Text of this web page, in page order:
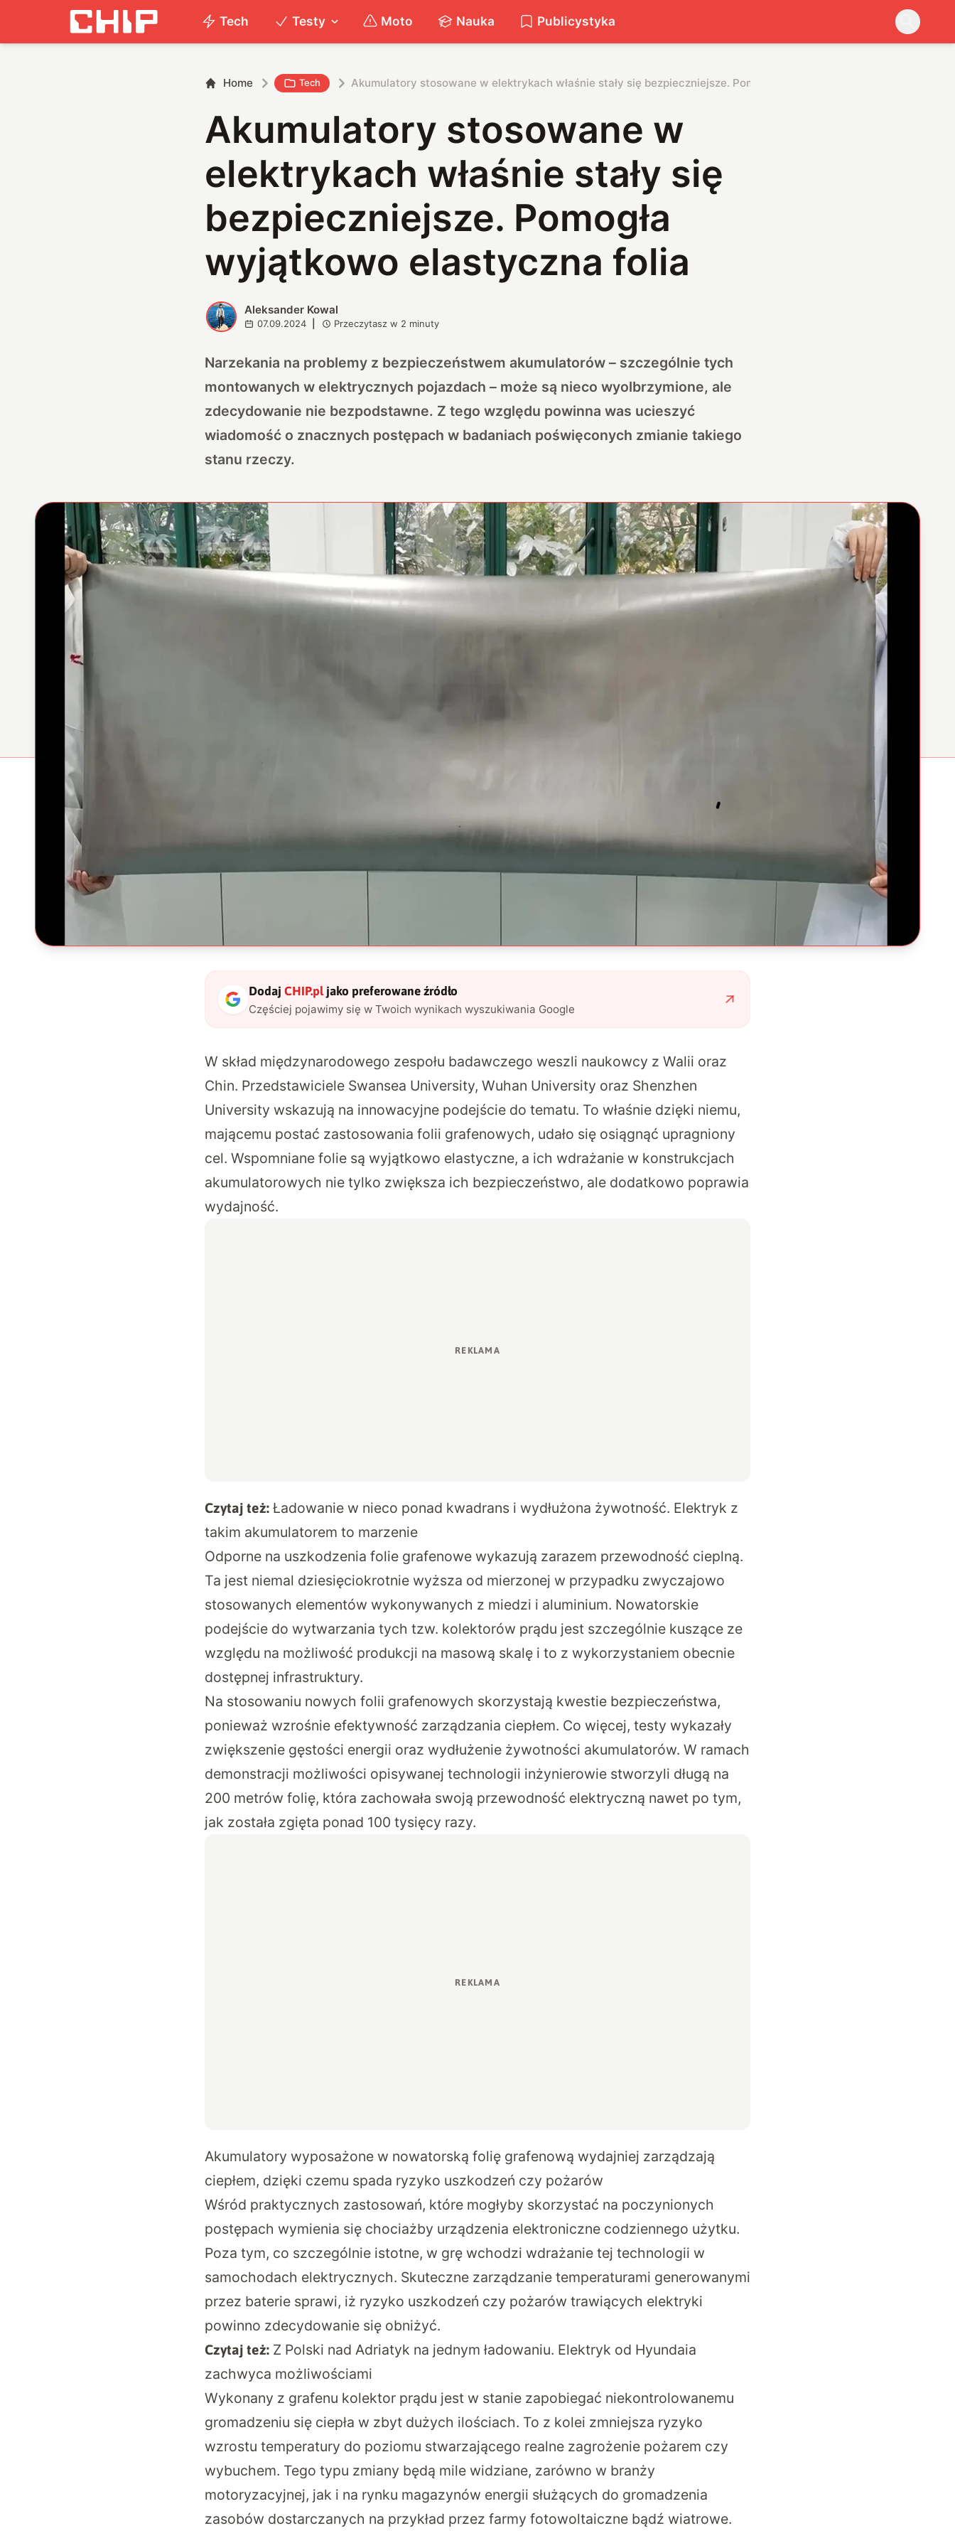
Tech Testy Moto Nauka Publicystyka
Home Tech Akumulatory stosowane w elektrykach właśnie stały się bezpieczniejsze. Pomogła wyjątkowo elastyczna folia
Akumulatory stosowane w
elektrykach właśnie stały się
bezpieczniejsze. Pomogła
wyjątkowo elastyczna folia
A Aleksander Kowal
07.09.2024 Przeczytasz w 2 minuty
Narzekania na problemy z bezpieczeństwem akumulatorów – szczególnie tych
montowanych w elektrycznych pojazdach – może są nieco wyolbrzymione, ale
zdecydowanie nie bezpodstawne. Z tego względu powinna was ucieszyć
wiadomość o znacznych postępach w badaniach poświęconych zmianie takiego
stanu rzeczy.
Dodaj CHIP.pljako preferowane źródło
Częściej pojawimy się w Twoich wynikach wyszukiwania Google
W skład międzynarodowego zespołu badawczego weszli naukowcy z Walii oraz
Chin. Przedstawiciele Swansea University, Wuhan University oraz Shenzhen
University wskazują na innowacyjne podejście do tematu. To właśnie dzięki niemu,
mającemu postać zastosowania folii grafenowych, udało się osiągnąć upragniony
cel. Wspomniane folie są wyjątkowo elastyczne, a ich wdrażanie w konstrukcjach
akumulatorowych nie tylko zwiększa ich bezpieczeństwo, ale dodatkowo poprawia
wydajność.
Czytaj też: Ładowanie w nieco ponad kwadrans i wydłużona żywotność. Elektryk z
takim akumulatorem to marzenie
Odporne na uszkodzenia folie grafenowe wykazują zarazem przewodność cieplną.
Ta jest niemal dziesięciokrotnie wyższa od mierzonej w przypadku zwyczajowo
stosowanych elementów wykonywanych z miedzi i aluminium. Nowatorskie
podejście do wytwarzania tych tzw. kolektorów prądu jest szczególnie kuszące ze
względu na możliwość produkcji na masową skalę i to z wykorzystaniem obecnie
dostępnej infrastruktury.
Na stosowaniu nowych folii grafenowych skorzystają kwestie bezpieczeństwa,
ponieważ wzrośnie efektywność zarządzania ciepłem. Co więcej, testy wykazały
zwiększenie gęstości energii oraz wydłużenie żywotności akumulatorów. W ramach
demonstracji możliwości opisywanej technologii inżynierowie stworzyli długą na
200 metrów folię, która zachowała swoją przewodność elektryczną nawet po tym,
jak została zgięta ponad 100 tysięcy razy.
Akumulatory wyposażone w nowatorską folię grafenową wydajniej zarządzają
ciepłem, dzięki czemu spada ryzyko uszkodzeń czy pożarów
Wśród praktycznych zastosowań, które mogłyby skorzystać na poczynionych
postępach wymienia się chociażby urządzenia elektroniczne codziennego użytku.
Poza tym, co szczególnie istotne, w grę wchodzi wdrażanie tej technologii w
samochodach elektrycznych. Skuteczne zarządzanie temperaturami generowanymi
przez baterie sprawi, iż ryzyko uszkodzeń czy pożarów trawiących elektryki
powinno zdecydowanie się obniżyć.
Czytaj też: Z Polski nad Adriatyk na jednym ładowaniu. Elektryk od Hyundaia
zachwyca możliwościami
Wykonany z grafenu kolektor prądu jest w stanie zapobiegać niekontrolowanemu
gromadzeniu się ciepła w zbyt dużych ilościach. To z kolei zmniejsza ryzyko
wzrostu temperatury do poziomu stwarzającego realne zagrożenie pożarem czy
wybuchem. Tego typu zmiany będą mile widziane, zarówno w branży
motoryzacyjnej, jak i na rynku magazynów energii służących do gromadzenia
zasobów dostarczanych na przykład przez farmy fotowoltaiczne bądź wiatrowe.